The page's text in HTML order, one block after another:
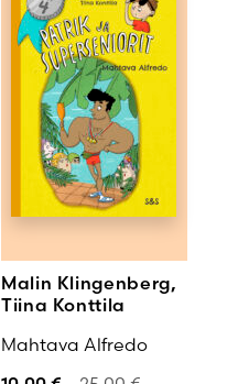
Malin Klingenberg,
Tiina Konttila
Mahtava Alfredo